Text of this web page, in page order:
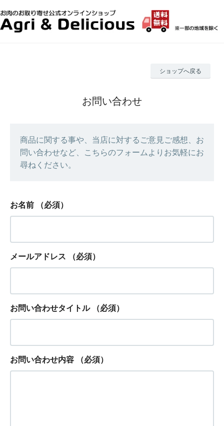
ショップへ戻る
お問い合わせ
商品に関する事や、当店に対するご意見ご感想、お
問い合わせなど、こちらのフォームよりお気軽にお
尋ねください。
お名前 （必須）
メールアドレス （必須）
お問い合わせタイトル （必須）
お問い合わせ内容 （必須）